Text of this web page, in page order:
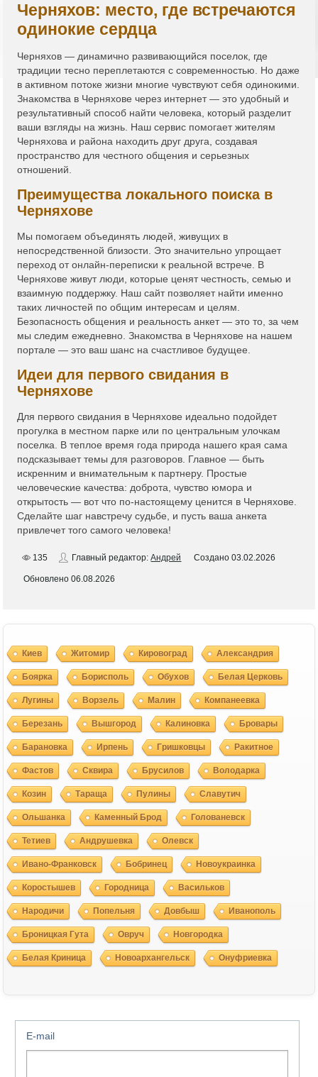
Черняхов: место, где встречаются
одинокие сердца
Черняхов — динамично развивающийся поселок, где
традиции тесно переплетаются с современностью. Но даже
в активном потоке жизни многие чувствуют себя одинокими.
Знакомства в Черняхове через интернет — это удобный и
результативный способ найти человека, который разделит
ваши взгляды на жизнь. Наш сервис помогает жителям
Черняхова и района находить друг друга, создавая
пространство для честного общения и серьезных
отношений.
Преимущества локального поиска в
Черняхове
Мы помогаем объединять людей, живущих в
непосредственной близости. Это значительно упрощает
переход от онлайн-переписки к реальной встрече. В
Черняхове живут люди, которые ценят честность, семью и
взаимную поддержку. Наш сайт позволяет найти именно
таких личностей по общим интересам и целям.
Безопасность общения и реальность анкет — это то, за чем
мы следим ежедневно. Знакомства в Черняхове на нашем
портале — это ваш шанс на счастливое будущее.
Идеи для первого свидания в
Черняхове
Для первого свидания в Черняхове идеально подойдет
прогулка в местном парке или по центральным улочкам
поселка. В теплое время года природа нашего края сама
подсказывает темы для разговоров. Главное — быть
искренним и внимательным к партнеру. Простые
человеческие качества: доброта, чувство юмора и
открытость — вот что по-настоящему ценится в Черняхове.
Сделайте шаг навстречу судьбе, и пусть ваша анкета
привлечет того самого человека!
135 Главный редактор:Андрей Создано03.02.2026
Обновлено06.08.2026
Киев Житомир Кировоград Александрия
Боярка Борисполь Обухов Белая Церковь
Лугины Ворзель Малин Компанеевка
Березань Вышгород Калиновка Бровары
Барановка Ирпень Гришковцы Ракитное
Фастов Сквира Брусилов Володарка
Козин Тараща Пулины Славутич
Ольшанка Каменный Брод Голованевск
Тетиев Андрушевка Олевск
Ивано-Франковск Бобринец Новоукраинка
Коростышев Городница Васильков
Народичи Попельня Довбыш Иванополь
Броницкая Гута Овруч Новгородка
Белая Криница Новоархангельск Онуфриевка
E-mail